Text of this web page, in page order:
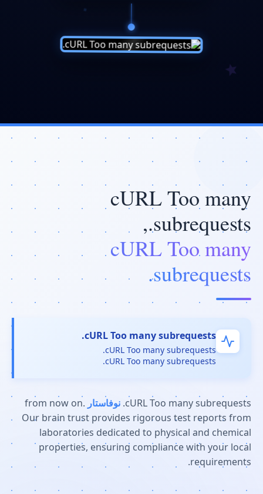
cURL Too many
subrequests.,
cURL Too many
subrequests.
cURL Too many subrequests.
cURL Too many subrequests.
cURL Too many subrequests.
cURL Too many subrequests. نوفاستار from now on.
Our brain trust provides rigorous test reports from
laboratories dedicated to physical and chemical
properties, ensuring compliance with your local
requirements.